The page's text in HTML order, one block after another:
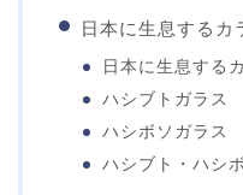
日本に生息するカ
日本に生息する
ハシブトガラス
ハシボソガラス
ハシブト・ハシ